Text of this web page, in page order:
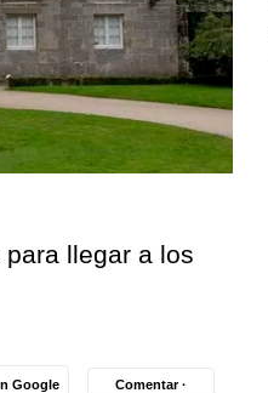
llegar a los
Google Comentar ·